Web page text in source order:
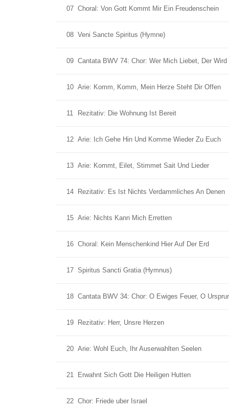
07 Choral: Von Gott Kommt Mir Ein Freudenschein
08 Veni Sancte Spiritus (Hymne)
09 Cantata BWV 74: Chor: Wer Mich Liebet, Der
10 Arie: Komm, Komm, Mein Herze Steht Dir Offen
11 Rezitativ: Die Wohnung Ist Bereit
12 Arie: Ich Gehe Hin Und Komme Wieder Zu Euch
13 Arie: Kommt, Eilet, Stimmet Sait Und Lieder
14 Rezitativ: Es Ist Nichts Verdammliches An Denen
15 Arie: Nichts Kann Mich Erretten
16 Choral: Kein Menschenkind Hier Auf Der Erd
17 Spiritus Sancti Gratia (Hymnus)
18 Cantata BWV 34: Chor: O Ewiges Feuer, O
19 Rezitativ: Herr, Unsre Herzen
20 Arie: Wohl Euch, Ihr Auserwahlten Seelen
21 Erwahnt Sich Gott Die Heiligen Hutten
22 Chor: Friede uber Israel